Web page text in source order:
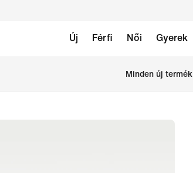
Új Férfi Női Gyerek
Minden új termék